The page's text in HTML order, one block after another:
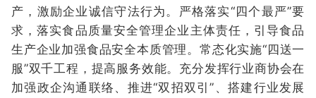
产，激励企业诚信守法行为。严格落实“四个最严”要
求，落实食品质量安全管理企业主体责任，引导食品
生产企业加强食品安全本质管理。常态化实施“四送一
服”双千工程，提高服务效能。充分发挥行业商协会在
加强政企沟通联络、推进“双招双引”、搭建行业发展